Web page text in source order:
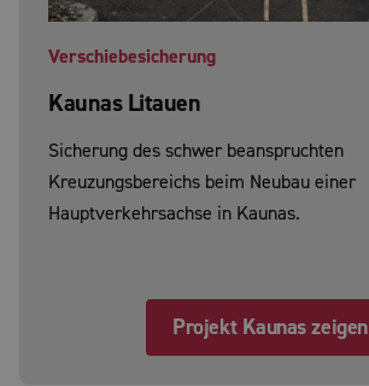
Verschiebesicherung
Kaunas Litauen
Sicherung des schwer beanspruchten
Kreuzungsbereichs beim Neubau einer
Hauptverkehrsachse in Kaunas.
Projekt Kaunas zeigen